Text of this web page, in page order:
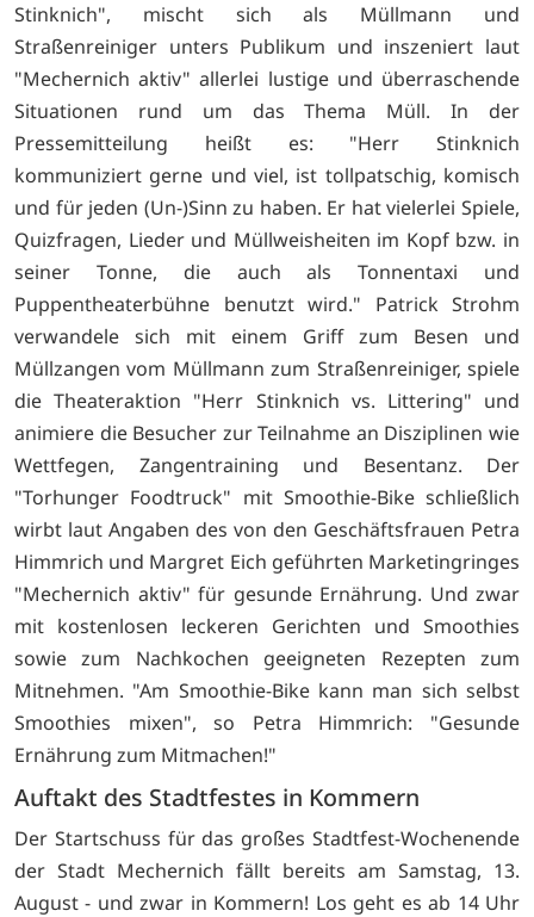
Stinknich", mischt sich als Müllmann und
Straßenreiniger unters Publikum und inszeniert laut
"Mechernich aktiv" allerlei lustige und überraschende
Situationen rund um das Thema Müll. In der
Pressemitteilung heißt es: "Herr Stinknich
kommuniziert gerne und viel, ist tollpatschig, komisch
und für jeden (Un-)Sinn zu haben. Er hat vielerlei Spiele,
Quizfragen, Lieder und Müllweisheiten im Kopf bzw. in
seiner Tonne, die auch als Tonnentaxi und
Puppentheaterbühne benutzt wird." Patrick Strohm
verwandele sich mit einem Griff zum Besen und
Müllzangen vom Müllmann zum Straßenreiniger, spiele
die Theateraktion "Herr Stinknich vs. Littering" und
animiere die Besucher zur Teilnahme an Disziplinen wie
Wettfegen, Zangentraining und Besentanz. Der
"Torhunger Foodtruck" mit Smoothie-Bike schließlich
wirbt laut Angaben des von den Geschäftsfrauen Petra
Himmrich und Margret Eich geführten Marketingringes
"Mechernich aktiv" für gesunde Ernährung. Und zwar
mit kostenlosen leckeren Gerichten und Smoothies
sowie zum Nachkochen geeigneten Rezepten zum
Mitnehmen. "Am Smoothie-Bike kann man sich selbst
Smoothies mixen", so Petra Himmrich: "Gesunde
Ernährung zum Mitmachen!"
Auftakt des Stadtfestes in Kommern
Der Startschuss für das großes Stadtfest-Wochenende
der Stadt Mechernich fällt bereits am Samstag, 13.
August - und zwar in Kommern! Los geht es ab 14 Uhr